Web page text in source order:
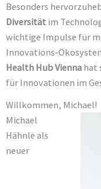
Besonders
Diversität im
wichtige Impulse für
Innovations-
Health Hub Vienna hat
für Innovationen im
Willkommen, Michael!
Michael
Hähnle als
neuer